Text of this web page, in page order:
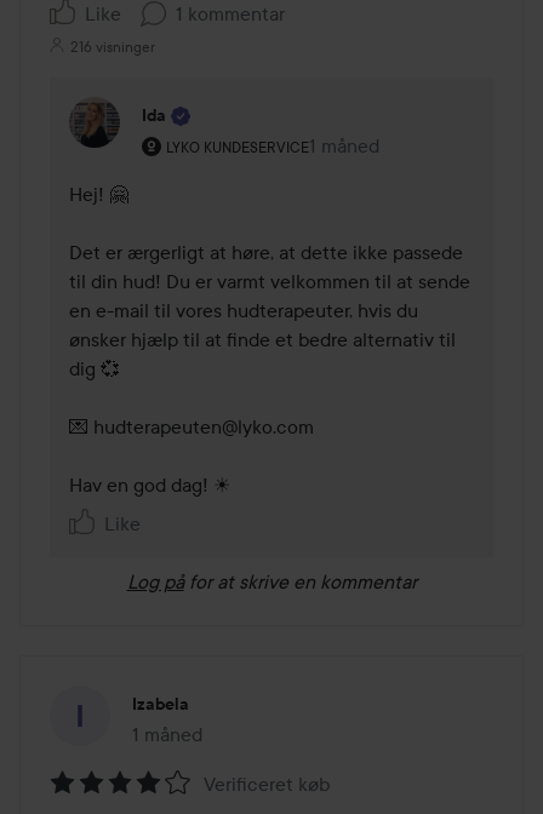
Like 1 kommentar
216 visninger
Ida
LYKO KUNDESERVICE
Brugerens rolle: Lyko Kundeservice.
1 måned
Kommentaren lades 1
Hej! 🤗
Det er ærgerligt at høre, at dette ikke passede
til din hud! Du er varmt velkommen til at sende
en e-mail til vores hudterapeuter, hvis du
ønsker hjælp til at finde et bedre alternativ til
dig 💞
💌 hudterapeuten@lyko.com
Hav en god dag! ☀
Like
Log på for at skrive en kommentar
Izabela
1 måned
Posten blev oprettet 1 måned
Verificeret køb